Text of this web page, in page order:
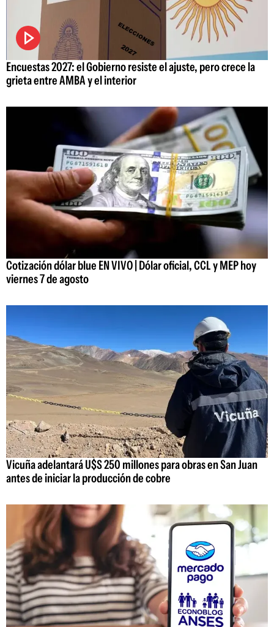
Encuestas 2027: el Gobierno resiste el ajuste, pero crece la
grieta entre AMBA y el interior
Cotización dólar blue EN VIVO | Dólar oficial, CCL y MEP hoy
viernes 7 de agosto
Vicuña adelantará U$S 250 millones para obras en San Juan
antes de iniciar la producción de cobre